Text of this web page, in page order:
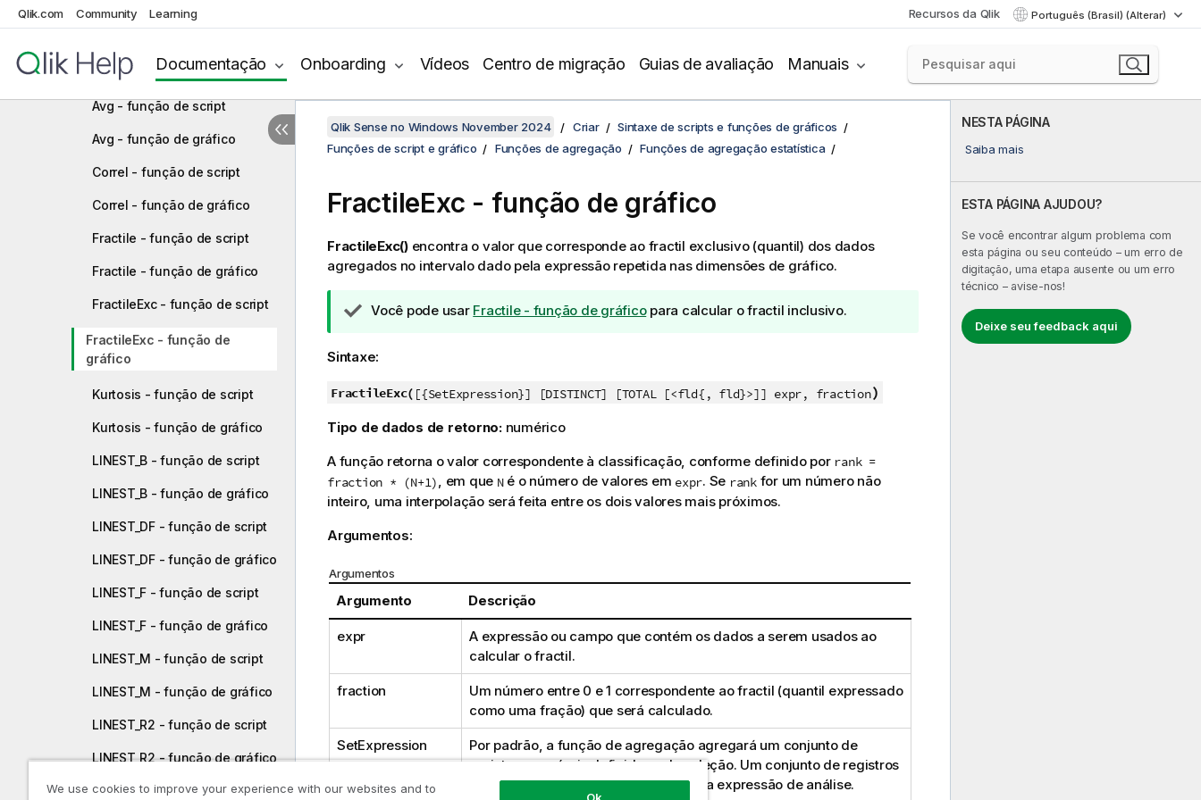
Qlik.com Community Learning Recursos da Qlik Português (Brasil) (Alterar)
Documentação Onboarding Vídeos Centro de migração Guias de avaliação Manuais
Funções de agregação
financeiras
Funções de agregação
estatística
Avg - função de script
Avg - função de gráfico
Correl - função de script
Correl - função de gráfico
Fractile - função de script
Fractile - função de gráfico
FractileExc - função de script
FractileExc - função de
gráfico
Kurtosis - função de script
Kurtosis - função de gráfico
LINEST_B - função de script
LINEST_B - função de gráfico
LINEST_DF - função de script
LINEST_DF - função de gráfico
LINEST_F - função de script
LINEST_F - função de gráfico
LINEST_M - função de script
LINEST_M - função de gráfico
LINEST_R2 - função de script
LINEST_R2 - função de gráfico
LINEST_SEB - função de script
NESTA PÁGINA
Saiba mais
ESTA PÁGINA AJUDOU?
Se você encontrar algum problema com
esta página ou seu conteúdo – um erro de
digitação, uma etapa ausente ou um erro
técnico – avise-nos!
Deixe seu feedback aqui
Qlik Sense no Windows November 2024 Criar
Sintaxe de scripts e funções de gráficos
Funções de script e gráfico
Funções de agregação Funções de agregação estatística
FractileExc - função de gráfico
FractileExc()encontra o valor que corresponde ao fractil exclusivo (quantil) dos dados
agregados no intervalo dado pela expressão repetida nas dimensões de gráfico.
N
d
d
c
a
Você pode usar Fractile - função de gráficopara calcular o fractil inclusivo.
Sintaxe:
FractileExc( [{SetExpression}] [DISTINCT] [TOTAL [<fld{, fld}>]] expr, fraction)
Tipo de dados de retorno: numérico
A função retorna o valor correspondente à classificação, conforme definido por rank =
fraction * (N+1), em que Né o número de valores em expr. Se rankfor um número não
inteiro, uma interpolação será feita entre os dois valores mais próximos.
Argumentos:
Argumentos
Argumento Descrição
expr
A expressão ou campo que contém os dados a serem usados ao
calcular o fractil.
fraction
Um número entre 0 e 1 correspondente ao fractil (quantil expressado
como uma fração) que será calculado.
SetExpression
Por padrão, a função de agregação agregará um conjunto de
registros possíveis definidos pela seleção. Um conjunto de registros
alternativos pode ser definido por uma expressão de análise.
We use cookies to improve your experience with our websites and to